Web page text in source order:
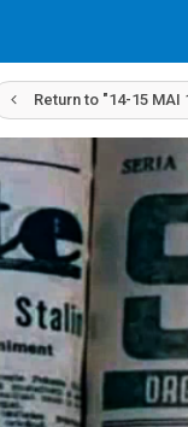
Return to "14-15 MAI